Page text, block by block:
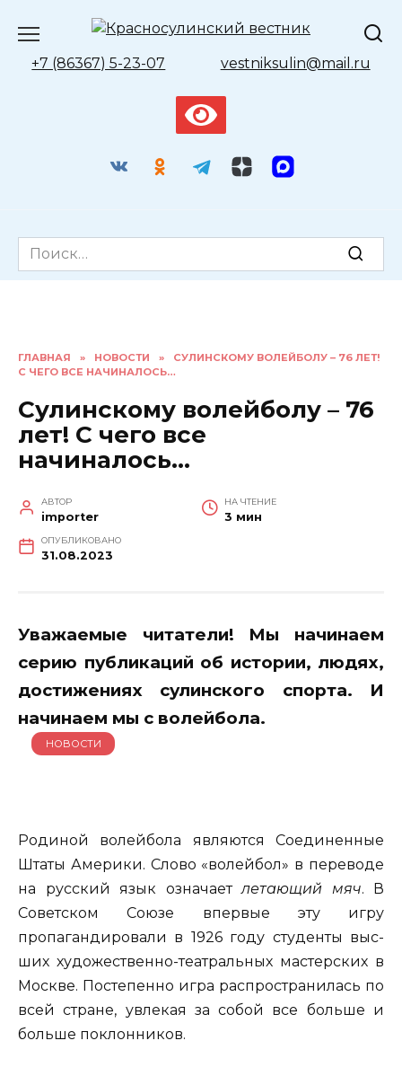
содержанию
+7 (86367) 5-23-07 vestniksulin@mail.ru
Search
for:
ГЛАВНАЯ » НОВОСТИ »
СУЛИНСКОМУ ВОЛЕЙБОЛУ – 76 ЛЕТ!
С ЧЕГО ВСЕ НАЧИНАЛОСЬ…
Сулинскому волейболу – 76
лет! С чего все
начиналось…
АВТОР
importer
НА ЧТЕНИЕ
3 мин
ОПУБЛИКОВАНО
31.08.2023
Уважаемые читатели! Мы начинаем
серию публикаций об истории, людях,
достижениях сулинского спорта. И
начинаем мы с волейбола.
НОВОСТИ
Родиной волейбола являются Соединен­ные
Штаты Америки. Слово «волейбол» в пе­реводе
на русский язык означает летающий мяч. В
Советском Союзе впервые эту игру
пропагандировали в 1926 году студенты выс­
ших художественно-театральных мастерских в
Москве. Постепенно игра распространи­лась по
всей стране, увлекая за собой все больше и
больше поклонников.